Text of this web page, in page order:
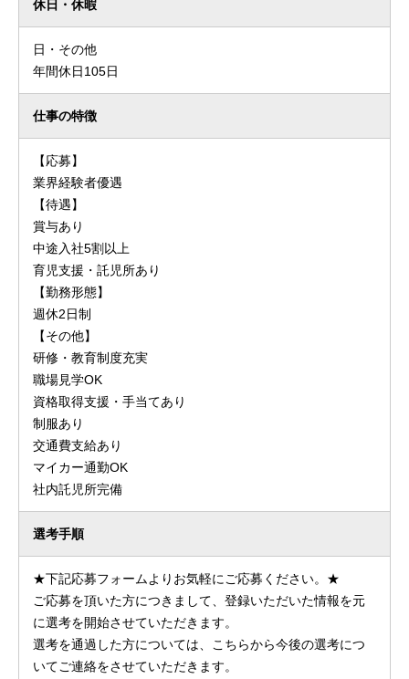
休日・休暇
日・その他
年間休日105日
仕事の特徴
【応募】
業界経験者優遇
【待遇】
賞与あり
中途入社5割以上
育児支援・託児所あり
【勤務形態】
週休2日制
【その他】
研修・教育制度充実
職場見学OK
資格取得支援・手当てあり
制服あり
交通費支給あり
マイカー通勤OK
社内託児所完備
選考手順
★下記応募フォームよりお気軽にご応募ください。★
ご応募を頂いた方につきまして、登録いただいた情報を元
に選考を開始させていただきます。
選考を通過した方については、こちらから今後の選考につ
いてご連絡をさせていただきます。